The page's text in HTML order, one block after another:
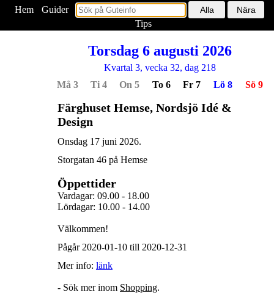
Hem
Guider
Tips
Torsdag 6 augusti 2026
Kvartal 3, vecka 32, dag 218
Må 3
Ti 4 On 5 To 6 Fr 7 Lö 8 Sö 9
Färghuset Hemse, Nordsjö Idé &
Design
Onsdag 17 juni 2026.
Storgatan 46 på Hemse
Öppettider
Vardagar: 09.00 - 18.00
Lördagar: 10.00 - 14.00
Välkommen!
Pågår 2020-01-10 till 2020-12-31
Mer info: länk
- Sök mer inom Shopping.